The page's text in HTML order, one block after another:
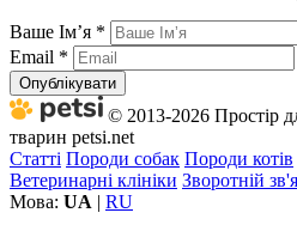
Ваше Імʼя *
Email *
Опублікувати
© 2013-2026 Простір
тварин petsi.net
Статті Породи собак Породи котів
Ветеринарні клініки Зворотній
Мова: UA | RU